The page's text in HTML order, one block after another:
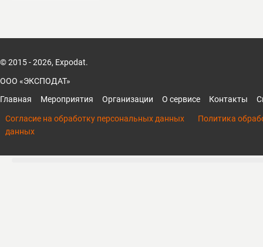
© 2015 - 2026, Expodat.
ООО «ЭКСПОДАТ»
Главная
Мероприятия Организации О сервисе Контакты
Согласие на обработку персональных данных
Политика
данных